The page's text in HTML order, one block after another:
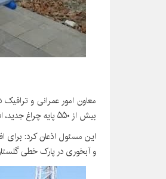
بیش از ۵۵۰ پایه چراغ جدید، افزایش امنیت و زیبایی این فضاها را در پی داشته است.
و آبخوری در پارک خطی